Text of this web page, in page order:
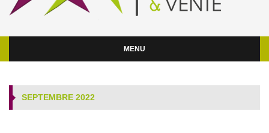
MENU
SEPTEMBRE 2022